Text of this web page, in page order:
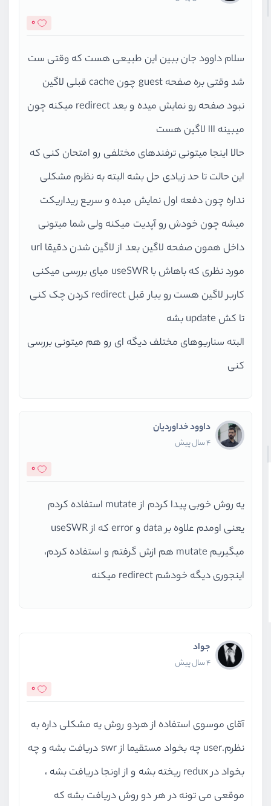
0
سلام داوود جان ببین این طبیعی هست که وقتی ست
شد وقتی بره صفحه guest چون cache قبلی لاگین
نبود صفحه رو نمایش میده و بعد redirect میکنه چون
میبینه ااا لاگین هست
حالا اینجا میتونی ترفندهای مختلفی رو امتحان کنی که
این حالت تا حد زیادی حل بشه البته به نظرم مشکلی
نداره چون دفعه اول نمایش میده و سریع ریداریکت
میشه چون خودش رو آپدیت میکنه ولی شما میتونی
داخل همون صفحه لاگین بعد از لاگین شدن دقیقا url
مورد نظری که باهاش با useSWR میای بررسی میکنی
کاربر لاگین هست رو یبار قبل redirect کردن چک کنی
تا کش update بشه
البته سناریوهای مختلف دیگه ای رو هم میتونی بررسی
کنی
داوود خداوردیان
4 سال پیش
0
یه روش خوبی پیدا کردم از mutate استفاده کردم
یعنی اومدم علاوه بر data و error که از useSWR
میگیریم mutate هم ازش گرفتم و استفاده کردم،
اینجوری دیگه خودشم redirect میکنه
جواد
4 سال پیش
0
آقای موسوی استفاده از هردو روش یه مشکلی داره به
نظرم.user چه بخواد مستقیما از swr دریافت بشه و چه
بخواد در redux ریخته بشه و از اونجا دریافت بشه ،
موقعی می تونه در هر دو روش دریافت بشه که